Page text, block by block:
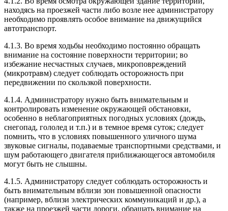
находясь на проезжей части либо возле нее администратору
необходимо проявлять особое внимание на движущийся
автотранспорт.
4.1.3. Во время ходьбы необходимо постоянно обращать
внимание на состояние поверхности территории; во
избежание несчастных случаев, микроповреждений
(микротравм) следует соблюдать осторожность при
передвижении по скользкой поверхности.
4.1.4. Администратору нужно быть внимательным и
контролировать изменение окружающей обстановки,
особенно в неблагоприятных погодных условиях (дождь,
снегопад, гололед и т.п.) и в темное время суток; следует
помнить, что в условиях повышенного уличного шума
звуковые сигналы, подаваемые транспортными средствами, и
шум работающего двигателя приближающегося автомобиля
могут быть не слышны.
4.1.5. Администратору следует соблюдать осторожность и
быть внимательным вблизи зон повышенной опасности
(например, вблизи электрических коммуникаций и др.), а
также на проезжей части дороги, обращать внимание на